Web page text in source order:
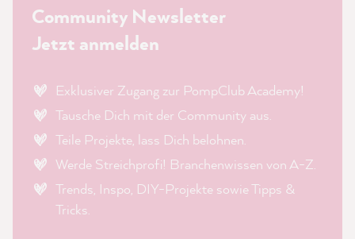
Community Newsletter
Jetzt anmelden
Exklusiver Zugang zur PompClub Academy!
Tausche Dich mit der Community aus.
Teile Projekte, lass Dich belohnen.
Werde Streichprofi! Branchenwissen von A-Z.
Trends, Inspo, DIY-Projekte sowie Tipps &
Tricks.